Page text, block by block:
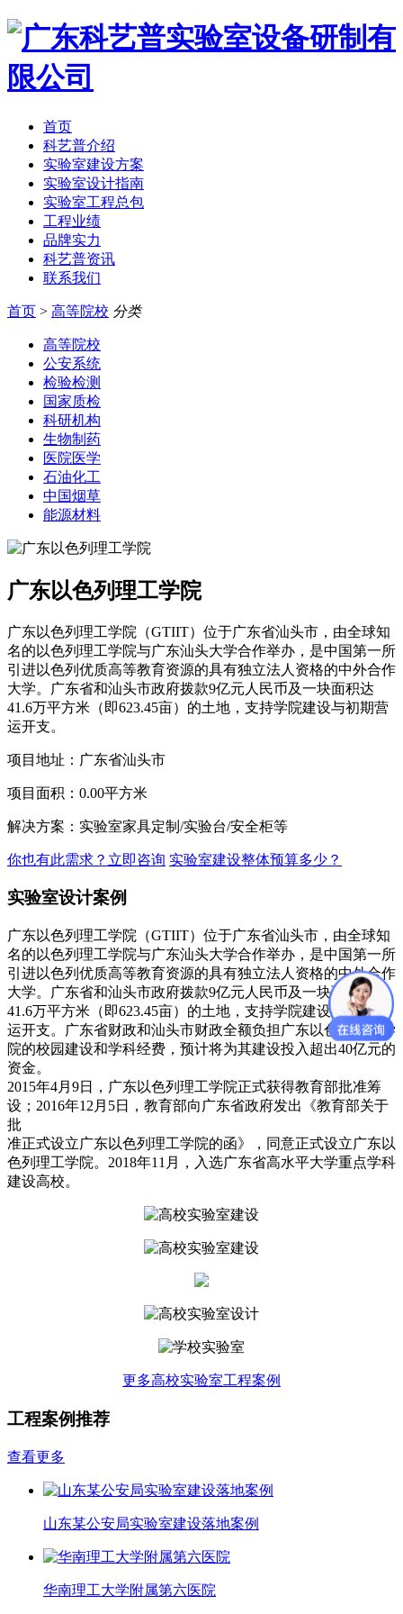
首页
科艺普介绍
实验室建设方案
实验室设计指南
实验室工程总包
工程业绩
品牌实力
科艺普资讯
联系我们
首页 > 高等院校 分类
高等院校
公安系统
检验检测
国家质检
科研机构
生物制药
医院医学
石油化工
中国烟草
能源材料
广东以色列理工学院
广东以色列理工学院（GTIIT）位于广东省汕头市，由全球知
名的以色列理工学院与广东汕头大学合作举办，是中国第一所
引进以色列优质高等教育资源的具有独立法人资格的中外合作
大学。广东省和汕头市政府拨款9亿元人民币及一块面积达
41.6万平方米（即623.45亩）的土地，支持学院建设与初期营
运开支。
项目地址：广东省汕头市
项目面积：0.00平方米
解决方案：实验室家具定制/实验台/安全柜等
你也有此需求？立即咨询 实验室建设整体预算多少？
实验室设计案例
广东以色列理工学院（GTIIT）位于广东省汕头市，由全球知
名的以色列理工学院与广东汕头大学合作举办，是中国第一所
引进以色列优质高等教育资源的具有独立法人资格的中外合作
大学。广东省和汕头市政府拨款9亿元人民币及一块面积达
41.6万平方米（即623.45亩）的土地，支持学院建设与初期营
运开支。广东省财政和汕头市财政全额负担广东以色列理工学
院的校园建设和学科经费，预计将为其建设投入超出40亿元的
资金。
2015年4月9日，广东以色列理工学院正式获得教育部批准筹
设；2016年12月5日，教育部向广东省政府发出《教育部关于
批
准正式设立广东以色列理工学院的函》，同意正式设立广东以
色列理工学院。2018年11月，入选广东省高水平大学重点学科
建设高校。
更多高校实验室工程案例
工程案例推荐
查看更多
山东某公安局实验室建设落地案例
华南理工大学附属第六医院